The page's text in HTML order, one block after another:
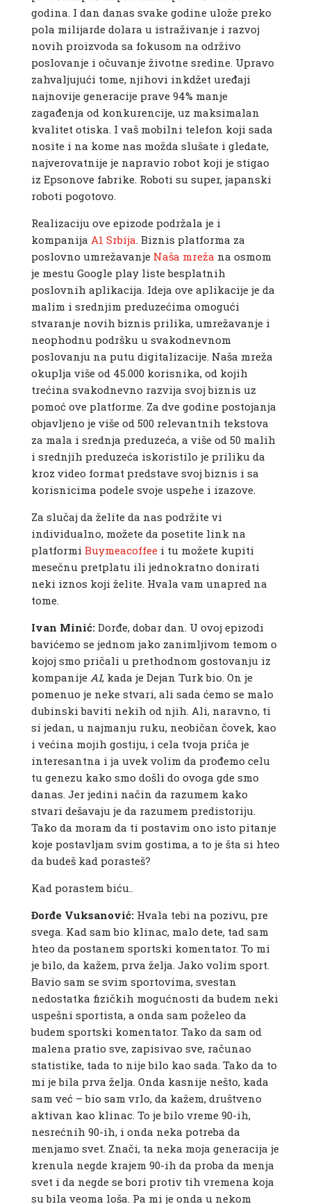
godina. I dan danas svake godine ulože preko
pola milijarde dolara u istraživanje i razvoj
novih proizvoda sa fokusom na održivo
poslovanje i očuvanje životne sredine. Upravo
zahvaljujući tome, njihovi inkdžet uređaji
najnovije generacije prave 94% manje
zagađenja od konkurencije, uz maksimalan
kvalitet otiska. I vaš mobilni telefon koji sada
nosite i na kome nas možda slušate i gledate,
najverovatnije je napravio robot koji je stigao
iz Epsonove fabrike. Roboti su super, japanski
roboti pogotovo.
Realizaciju ove epizode podržala je i
kompanija A1 Srbija. Biznis platforma za
poslovno umrežavanje Naša mreža na osmom
je mestu Google play liste besplatnih
poslovnih aplikacija. Ideja ove aplikacije je da
malim i srednjim preduzećima omogući
stvaranje novih biznis prilika, umrežavanje i
neophodnu podršku u svakodnevnom
poslovanju na putu digitalizacije. Naša mreža
okuplja više od 45.000 korisnika, od kojih
trećina svakodnevno razvija svoj biznis uz
pomoć ove platforme. Za dve godine postojanja
objavljeno je više od 500 relevantnih tekstova
za mala i srednja preduzeća, a više od 50 malih
i srednjih preduzeća iskoristilo je priliku da
kroz video format predstave svoj biznis i sa
korisnicima podele svoje uspehe i izazove.
Za slučaj da želite da nas podržite vi
individualno, možete da posetite link na
platformi Buymeacoffeei tu možete kupiti
mesečnu pretplatu ili jednokratno donirati
neki iznos koji želite. Hvala vam unapred na
tome.
Ivan Minić:Dorđe, dobar dan. U ovoj epizodi
bavićemo se jednom jako zanimljivom temom o
kojoj smo pričali u prethodnom gostovanju iz
kompanije A1, kada je Dejan Turk bio. On je
pomenuo je neke stvari, ali sada ćemo se malo
dubinski baviti nekih od njih. Ali, naravno, ti
si jedan, u najmanju ruku, neobičan čovek, kao
i većina mojih gostiju, i cela tvoja priča je
interesantna i ja uvek volim da prođemo celu
tu genezu kako smo došli do ovoga gde smo
danas. Jer jedini način da razumem kako
stvari dešavaju je da razumem predistoriju.
Tako da moram da ti postavim ono isto pitanje
koje postavljam svim gostima, a to je šta si hteo
da budeš kad porasteš?
Kad porastem biću..
Đorđe Vuksanović:Hvala tebi na pozivu, pre
svega. Kad sam bio klinac, malo dete, tad sam
hteo da postanem sportski komentator. To mi
je bilo, da kažem, prva želja. Jako volim sport.
Bavio sam se svim sportovima, svestan
nedostatka fizičkih mogućnosti da budem neki
uspešni sportista, a onda sam poželeo da
budem sportski komentator. Tako da sam od
malena pratio sve, zapisivao sve, računao
statistike, tada to nije bilo kao sada. Tako da to
mi je bila prva želja. Onda kasnije nešto, kada
sam već – bio sam vrlo, da kažem, društveno
aktivan kao klinac. To je bilo vreme 90-ih,
nesrećnih 90-ih, i onda neka potreba da
menjamo svet. Znači, ta neka moja generacija je
krenula negde krajem 90-ih da proba da menja
svet i da negde se bori protiv tih vremena koja
su bila veoma loša. Pa mi je onda u nekom